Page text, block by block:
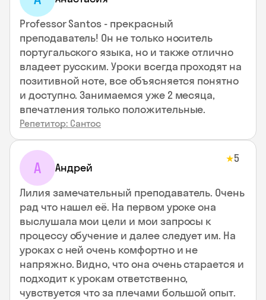
Professor Santos - прекрасный
преподаватель! Он не только носитель
португальского языка, но и также отлично
владеет русским. Уроки всегда проходят на
позитивной ноте, все объясняется понятно
и доступно. Занимаемся уже 2 месяца,
впечатления только положительные.
Репетитор: Сантос
А Андрей
★5
Лилия замечательный преподаватель. Очень
рад что нашел её. На первом уроке она
выслушала мои цели и мои запросы к
процессу обучение и далее следует им. На
уроках с ней очень комфортно и не
напряжно. Видно, что она очень старается и
подходит к урокам ответственно,
чувствуется что за плечами большой опыт.